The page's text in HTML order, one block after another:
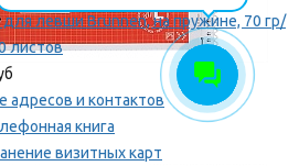
левши Brunnen, на пружине, 70 гр/
листов
адресов и контактов
книга
визитных карт